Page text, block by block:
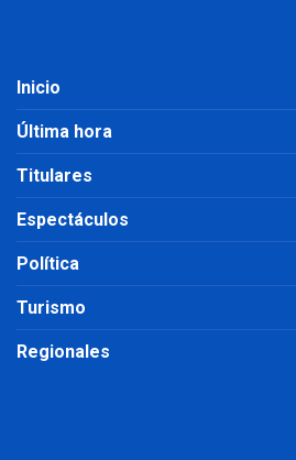
Inicio
Última hora
Titulares
Espectáculos
Política
Turismo
Regionales